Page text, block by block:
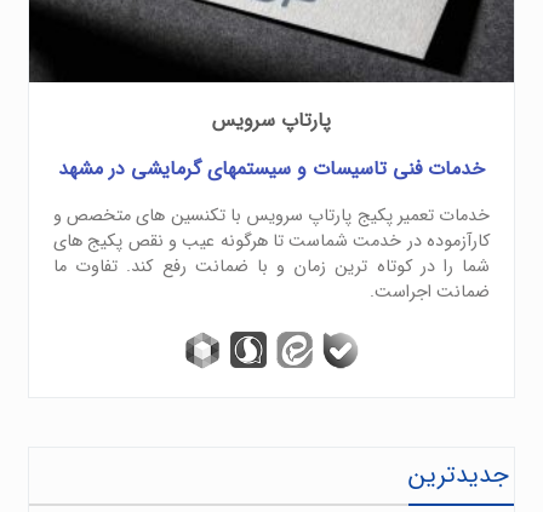
پارتاپ سرویس
خدمات فنی تاسیسات و سیستمهای گرمایشی در مشهد
خدمات تعمیر پکیج پارتاپ سرویس با تکنسین های متخصص و
کارآزموده در خدمت شماست تا هرگونه عیب و نقص پکیج های
شما را در کوتاه ترین زمان و با ضمانت رفع کند. تفاوت ما
ضمانت اجراست.
جدیدترین